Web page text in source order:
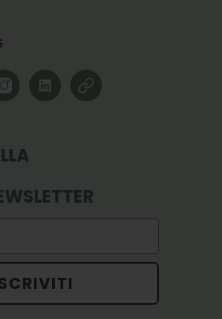
InstagramLinkedinPinterest